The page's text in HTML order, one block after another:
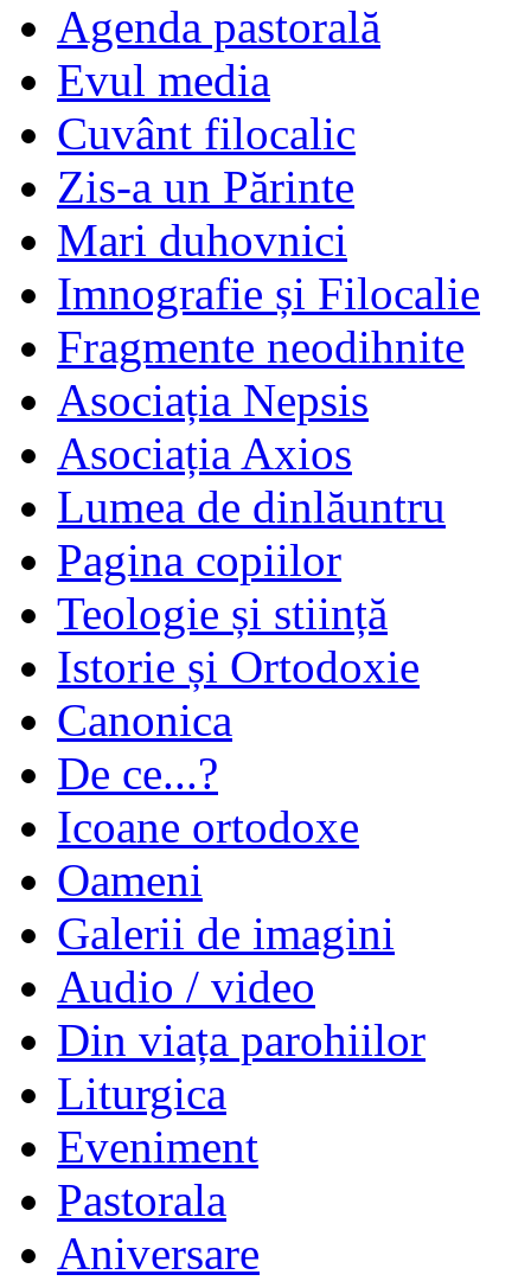
Agenda pastorală
Evul media
Cuvânt filocalic
Zis-a un Părinte
Mari duhovnici
Imnografie și Filocalie
Fragmente neodihnite
Asociația Nepsis
Asociația Axios
Lumea de dinlăuntru
Pagina copiilor
Teologie și stiință
Istorie și Ortodoxie
Canonica
De ce...?
Icoane ortodoxe
Oameni
Galerii de imagini
Audio / video
Din viața parohiilor
Liturgica
Eveniment
Pastorala
Aniversare